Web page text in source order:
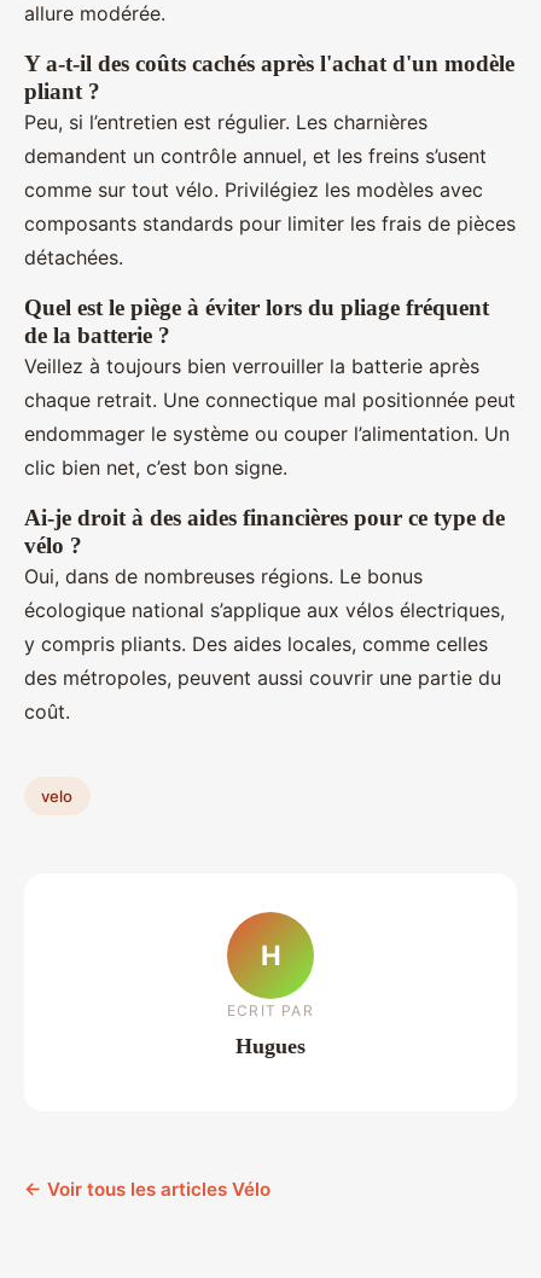
allure modérée.
Y a-t-il des coûts cachés après l'achat d'un modèle
pliant ?
Peu, si l’entretien est régulier. Les charnières
demandent un contrôle annuel, et les freins s’usent
comme sur tout vélo. Privilégiez les modèles avec
composants standards pour limiter les frais de pièces
détachées.
Quel est le piège à éviter lors du pliage fréquent
de la batterie ?
Veillez à toujours bien verrouiller la batterie après
chaque retrait. Une connectique mal positionnée peut
endommager le système ou couper l’alimentation. Un
clic bien net, c’est bon signe.
Ai-je droit à des aides financières pour ce type de
vélo ?
Oui, dans de nombreuses régions. Le bonus
écologique national s’applique aux vélos électriques,
y compris pliants. Des aides locales, comme celles
des métropoles, peuvent aussi couvrir une partie du
coût.
velo
H
ECRIT PAR
Hugues
← Voir tous les articles Vélo